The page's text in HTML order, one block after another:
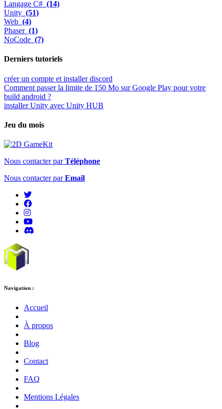
Langage C# (14)
Unity (51)
Web (4)
Phaser (1)
NoCode (7)
Derniers tutoriels
créer un compte et installer discord
Comment passer la limite de 150 Mo sur Google Play pour votre
build android ?
installer Unity avec Unity HUB
Jeu du mois
Nous contacter parTéléphone
Nous contacter parEmail
Navigation :
Accueil
À propos
Blog
Contact
FAQ
Mentions Légales